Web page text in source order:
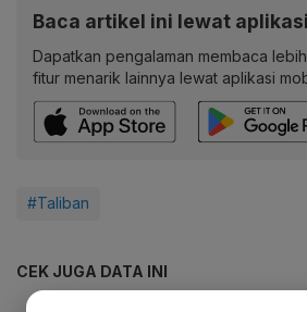
Baca artikel ini lewat
Dapatkan pengalaman membaca
fitur menarik lainnya lewat aplikasi
#Taliban
CEK JUGA DATA INI